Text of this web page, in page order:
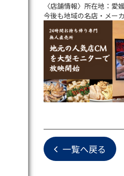
〈店舗情報〉所在地：愛
今後も地域の名店・メー
一覧へ戻る